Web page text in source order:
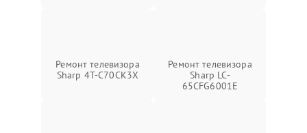
Ремонт телевизора
Sharp 4T-C70CK3X
Ремонт телевизора
Sharp LC-
65CFG6001E